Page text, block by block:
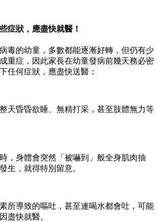
症狀，應盡快就醫！
毒的幼童，多數都能逐漸好轉，但仍有少
重症，因此家長在幼童發病前幾天務必密
任何症狀，應盡快送醫：
天昏昏欲睡、無精打采，甚至肢體無力等
，身體會突然「被嚇到」般全身肌肉抽
生，就得特別留意。
所導致的嘔吐，甚至連喝水都會吐，可能
盡快就醫。